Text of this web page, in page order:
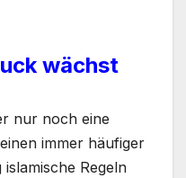
wächst
nur noch eine
immer häufiger
Regeln